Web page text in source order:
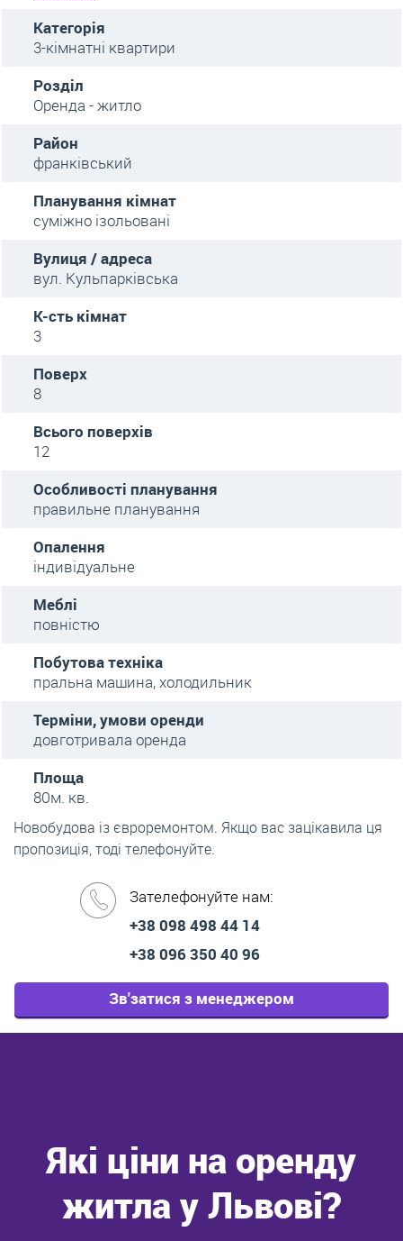
Категорія
3-кімнатні квартири
Розділ
Оренда - житло
Район
франківський
Планування кімнат
суміжно ізольовані
Вулиця / адреса
вул. Кульпарківська
К-сть кімнат
3
Поверх
8
Всього поверхів
12
Особливості планування
правильне планування
Опалення
індивідуальне
Меблі
повністю
Побутова техніка
пральна машина, холодильник
Терміни, умови оренди
довготривала оренда
Площа
80м. кв.
Новобудова із євроремонтом. Якщо вас зацікавила ця
пропозиція, тоді телефонуйте.
Зателефонуйте нам:
+38 098 498 44 14
+38 096 350 40 96
Зв'затися з менеджером
Які ціни на оренду
житла у Львові?